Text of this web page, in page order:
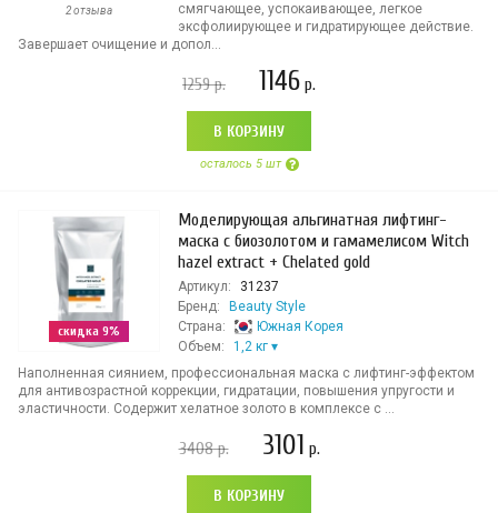
2 отзыва
смягчающее, успокаивающее, легкое
эксфолиирующее и гидратирующее действие.
Завершает очищение и допол...
1259р. 1146 р.
В КОРЗИНУ
осталось 5 шт
скидка 9%
Моделирующая альгинатная лифтинг-
маска с биозолотом и гамамелисом Witch
hazel extract + Chelated gold
Артикул:
31237
Бренд:
Beauty Style
Страна:
Южная Корея
Объем:
1,2 кг
Наполненная сиянием, профессиональная маска с лифтинг-эффектом
для антивозрастной коррекции, гидратации, повышения упругости и
эластичности. Содержит хелатное золото в комплексе с ...
3408р. 3101 р.
В КОРЗИНУ